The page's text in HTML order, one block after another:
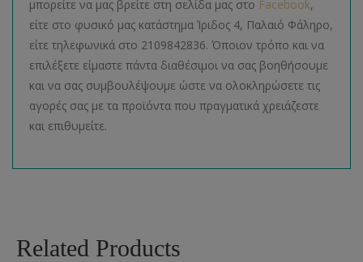
μπορείτε να μας βρείτε στη σελίδα μας στο Facebook,
είτε στο φυσικό μας κατάστημα Ίριδος 4, Παλαιό Φάληρο,
είτε τηλεφωνικά στο 2109842836. Όποιον τρόπο και να
επιλέξετε είμαστε πάντα διαθέσιμοι να σας βοηθήσουμε
και να σας συμβουλέψουμε ώστε να ολοκληρώσετε τις
αγορές σας με τα προϊόντα που πραγματικά χρειάζεστε
και επιθυμείτε.
Related Products